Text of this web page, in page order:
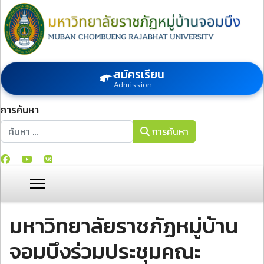
สมัครเรียน
Admission
การค้นหา
การค้นหา
การค้นหา
มหาวิทยาลัยราชภัฏหมู่บ้าน
จอมบึงร่วมประชุมคณะ